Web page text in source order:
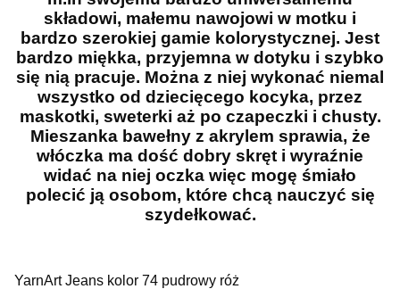
składowi, małemu nawojowi w motku i
bardzo szerokiej gamie kolorystycznej. Jest
bardzo miękka, przyjemna w dotyku i szybko
się nią pracuje. Można z niej wykonać niemal
wszystko od dziecięcego kocyka, przez
maskotki, sweterki aż po czapeczki i chusty.
Mieszanka bawełny z akrylem sprawia, że
włóczka ma dość dobry skręt i wyraźnie
widać na niej oczka więc mogę śmiało
polecić ją osobom, które chcą nauczyć się
szydełkować.
YarnArt Jeans kolor 74 pudrowy róż